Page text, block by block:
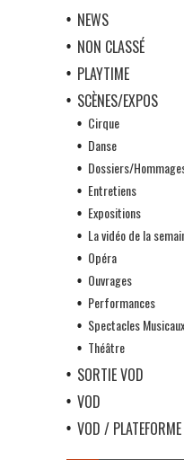
NEWS
NON CLASSÉ
PLAYTIME
SCÈNES/EXPOS
Cirque
Danse
Dossiers/
Entretiens
Expositions
La vidéo de la
Opéra
Ouvrages
Performances
Spectacles Musicaux
Théâtre
SORTIE VOD
VOD
VOD / PLATEFORME